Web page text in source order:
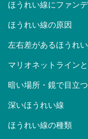
ほうれい線にファン
ほうれい線の原因
左右差があるほうれ
マリオネットライン
暗い場所・鏡で目立
深いほうれい線
ほうれい線の種類